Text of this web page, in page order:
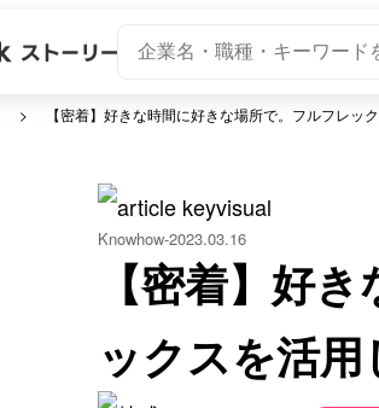
【密着】好きな時間に好きな場所で。フルフレッ
Knowhow 2023.03.16
【密着】好
ックスを活